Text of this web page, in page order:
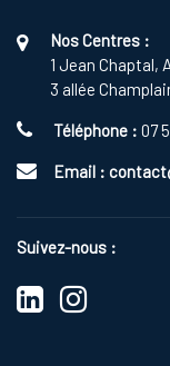
Nos Centres :
1 Jean Chaptal,
3 allée
Téléphone : 07
Email :
Suivez-nous :